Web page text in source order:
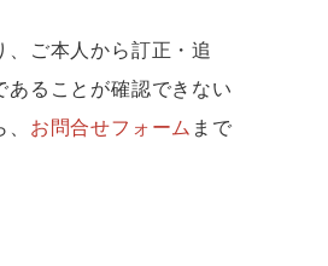
ご本人から訂正・追
ることが確認できない
お問合せフォーム まで